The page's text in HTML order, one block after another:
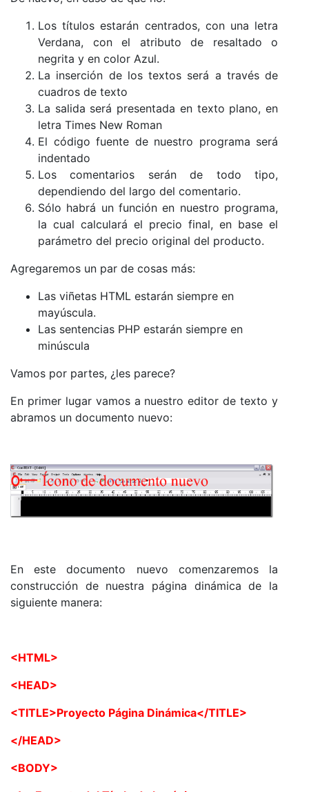
Los títulos estarán centrados, con una letra
Verdana, con el atributo de resaltado o
negrita y en color Azul.
La inserción de los textos será a través de
cuadros de texto
La salida será presentada en texto plano, en
letra Times New Roman
El código fuente de nuestro programa será
indentado
Los comentarios serán de todo tipo,
dependiendo del largo del comentario.
Sólo habrá un función en nuestro programa,
la cual calculará el precio final, en base el
parámetro del precio original del producto.
Agregaremos un par de cosas más:
Las viñetas HTML estarán siempre en
mayúscula.
Las sentencias PHP estarán siempre en
minúscula
Vamos por partes, ¿les parece?
En primer lugar vamos a nuestro editor de texto y
abramos un documento nuevo:
En este documento nuevo comenzaremos la
construcción de nuestra página dinámica de la
siguiente manera:
<HTML>
<HEAD>
<TITLE>Proyecto Página Dinámica</TITLE>
</HEAD>
<BODY>